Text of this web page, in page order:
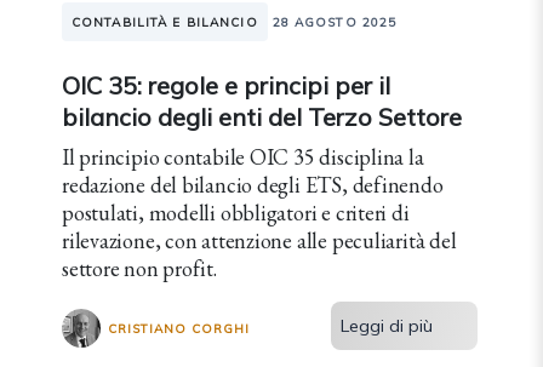
CONTABILITÀ E BILANCIO 28 AGOSTO 2025
OIC 35: regole e principi per il
bilancio degli enti del Terzo Settore
Il principio contabile OIC 35 disciplina la
redazione del bilancio degli ETS, definendo
postulati, modelli obbligatori e criteri di
rilevazione, con attenzione alle peculiarità del
settore non profit.
CRISTIANO CORGHI Leggi di più